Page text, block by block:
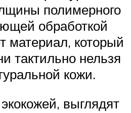
полимерного
обработкой
материал, который
тактильно нельзя
кожи.
выглядят